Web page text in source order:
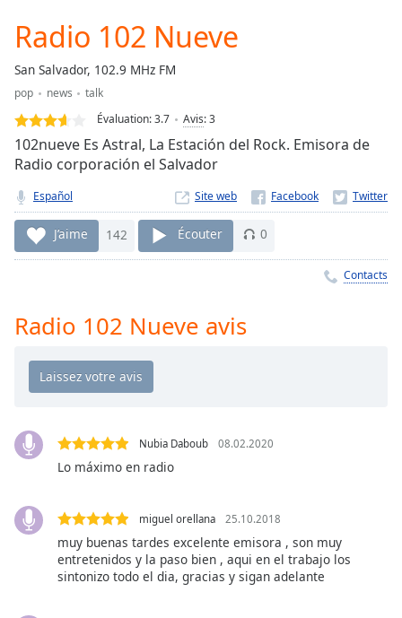
Loaded:
0.00%
Stream
TypeLIVE
Seek to
live,
behind
liveLIVE
Remaining
Time-
Playback
Chapters
Descriptions
selected
Radio 102 Nueve
San Salvador, 102.9 MHz FM
pop news
talk
Évaluation:3.7 Avis:3
102nueve Es Astral, La Estación del Rock. Emisora de
Radio corporación el Salvador
Español Site web
J’aime 142 Écouter 0
Contacts
Radio 102 Nueve avis
Nubia Daboub 08.02.2020
Lo máximo en radio
miguel orellana 25.10.2018
muy buenas tardes excelente emisora , son muy
entretenidos y la paso bien , aqui en el trabajo los
sintonizo todo el dia, gracias y sigan adelante